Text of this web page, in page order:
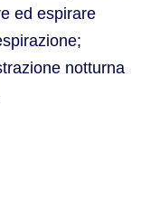
ed espirare
notturna